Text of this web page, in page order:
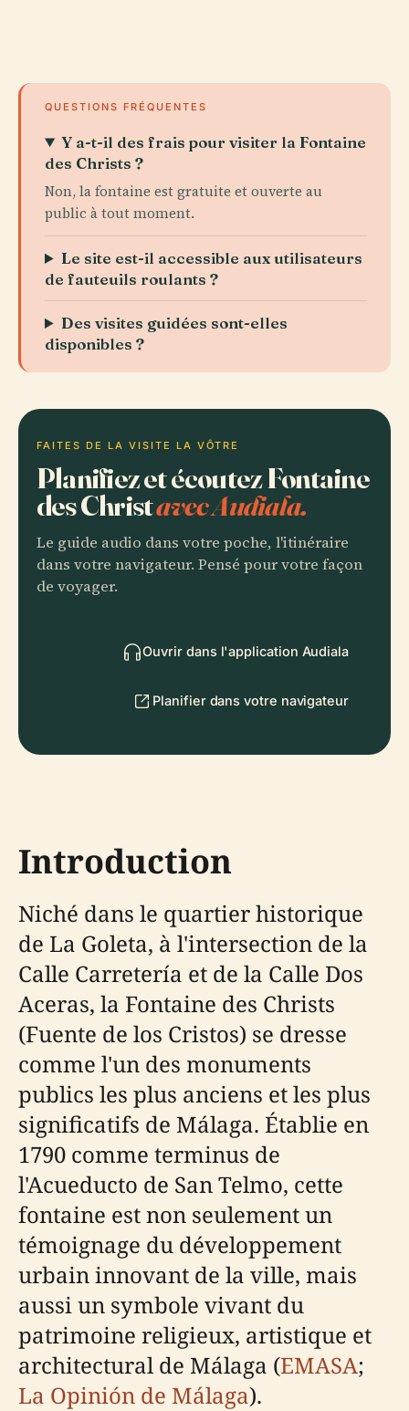
QUESTIONS FRÉQUENTES
Y a-t-il des frais pour visiter la Fontaine
des Christs ?
Non, la fontaine est gratuite et ouverte au
public à tout moment.
Le site est-il accessible aux utilisateurs
de fauteuils roulants ?
Des visites guidées sont-elles
disponibles ?
FAITES DE LA VISITE LA VÔTRE
Planifiez et écoutez Fontaine
des Christavec Audiala.
Le guide audio dans votre poche, l'itinéraire
dans votre navigateur. Pensé pour votre façon
de voyager.
Ouvrir dans l'application Audiala
Planifier dans votre navigateur
Introduction
Niché dans le quartier historique
de La Goleta, à l'intersection de la
Calle Carretería et de la Calle Dos
Aceras, la Fontaine des Christs
(Fuente de los Cristos) se dresse
comme l'un des monuments
publics les plus anciens et les plus
significatifs de Málaga. Établie en
1790 comme terminus de
l'Acueducto de San Telmo, cette
fontaine est non seulement un
témoignage du développement
urbain innovant de la ville, mais
aussi un symbole vivant du
patrimoine religieux, artistique et
architectural de Málaga (EMASA;
La Opinión de Málaga).